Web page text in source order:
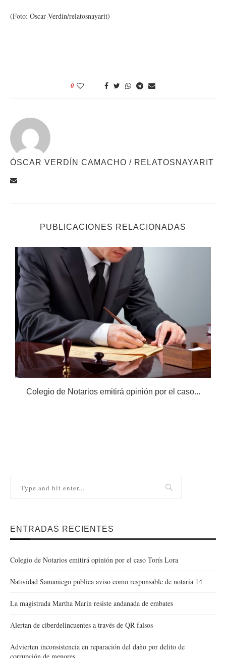
(Foto: Oscar Verdín/relatosnayarit)
0
ÓSCAR VERDÍN CAMACHO / RELATOSNAYARIT
PUBLICACIONES RELACIONADAS
Colegio de Notarios emitirá opinión por el caso...
ENTRADAS RECIENTES
Colegio de Notarios emitirá opinión por el caso Torís Lora
Natividad Samaniego publica aviso como responsable de notaría 14
La magistrada Martha Marín resiste andanada de embates
Alertan de ciberdelincuentes a través de QR falsos
Advierten inconsistencia en reparación del daño por delito de
corrupción de menores